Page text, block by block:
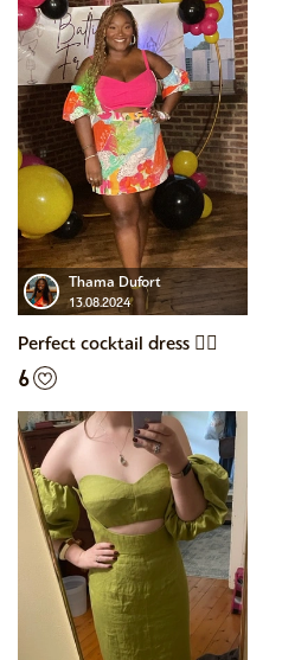
Thama Dufort
13.08.2024
Perfect cocktail dress 👌🏾
6